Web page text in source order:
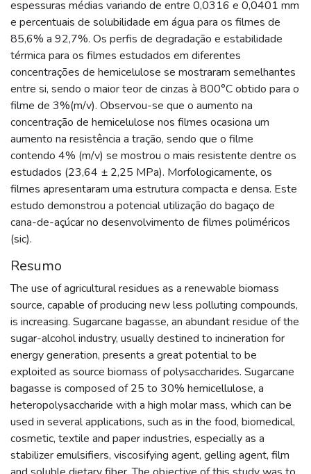
espessuras médias variando de entre 0,0316 e 0,0401 mm
e percentuais de solubilidade em água para os filmes de
85,6% a 92,7%. Os perfis de degradação e estabilidade
térmica para os filmes estudados em diferentes
concentrações de hemicelulose se mostraram semelhantes
entre si, sendo o maior teor de cinzas à 800°C obtido para o
filme de 3%(m/v). Observou-se que o aumento na
concentração de hemicelulose nos filmes ocasiona um
aumento na resistência a tração, sendo que o filme
contendo 4% (m/v) se mostrou o mais resistente dentre os
estudados (23,64 ± 2,25 MPa). Morfologicamente, os
filmes apresentaram uma estrutura compacta e densa. Este
estudo demonstrou a potencial utilização do bagaço de
cana-de-açúcar no desenvolvimento de filmes poliméricos
(sic).
Resumo
The use of agricultural residues as a renewable biomass
source, capable of producing new less polluting compounds,
is increasing. Sugarcane bagasse, an abundant residue of the
sugar-alcohol industry, usually destined to incineration for
energy generation, presents a great potential to be
exploited as source biomass of polysaccharides. Sugarcane
bagasse is composed of 25 to 30% hemicellulose, a
heteropolysaccharide with a high molar mass, which can be
used in several applications, such as in the food, biomedical,
cosmetic, textile and paper industries, especially as a
stabilizer emulsifiers, viscosifying agent, gelling agent, film